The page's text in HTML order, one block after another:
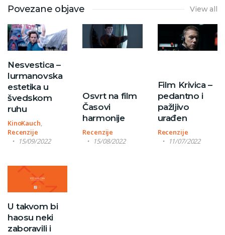
Povezane objave View all
Nesvestica –
lurmanovska
estetika u
švedskom
ruhu
KinoKauch,
Recenzije
15/09/2022
Osvrt na film
Časovi
harmonije
Recenzije
15/08/2022
Film Krivica –
pedantno i
pažljivo
urađen
Recenzije
11/07/2022
U takvom bi
haosu neki
zaboravili i